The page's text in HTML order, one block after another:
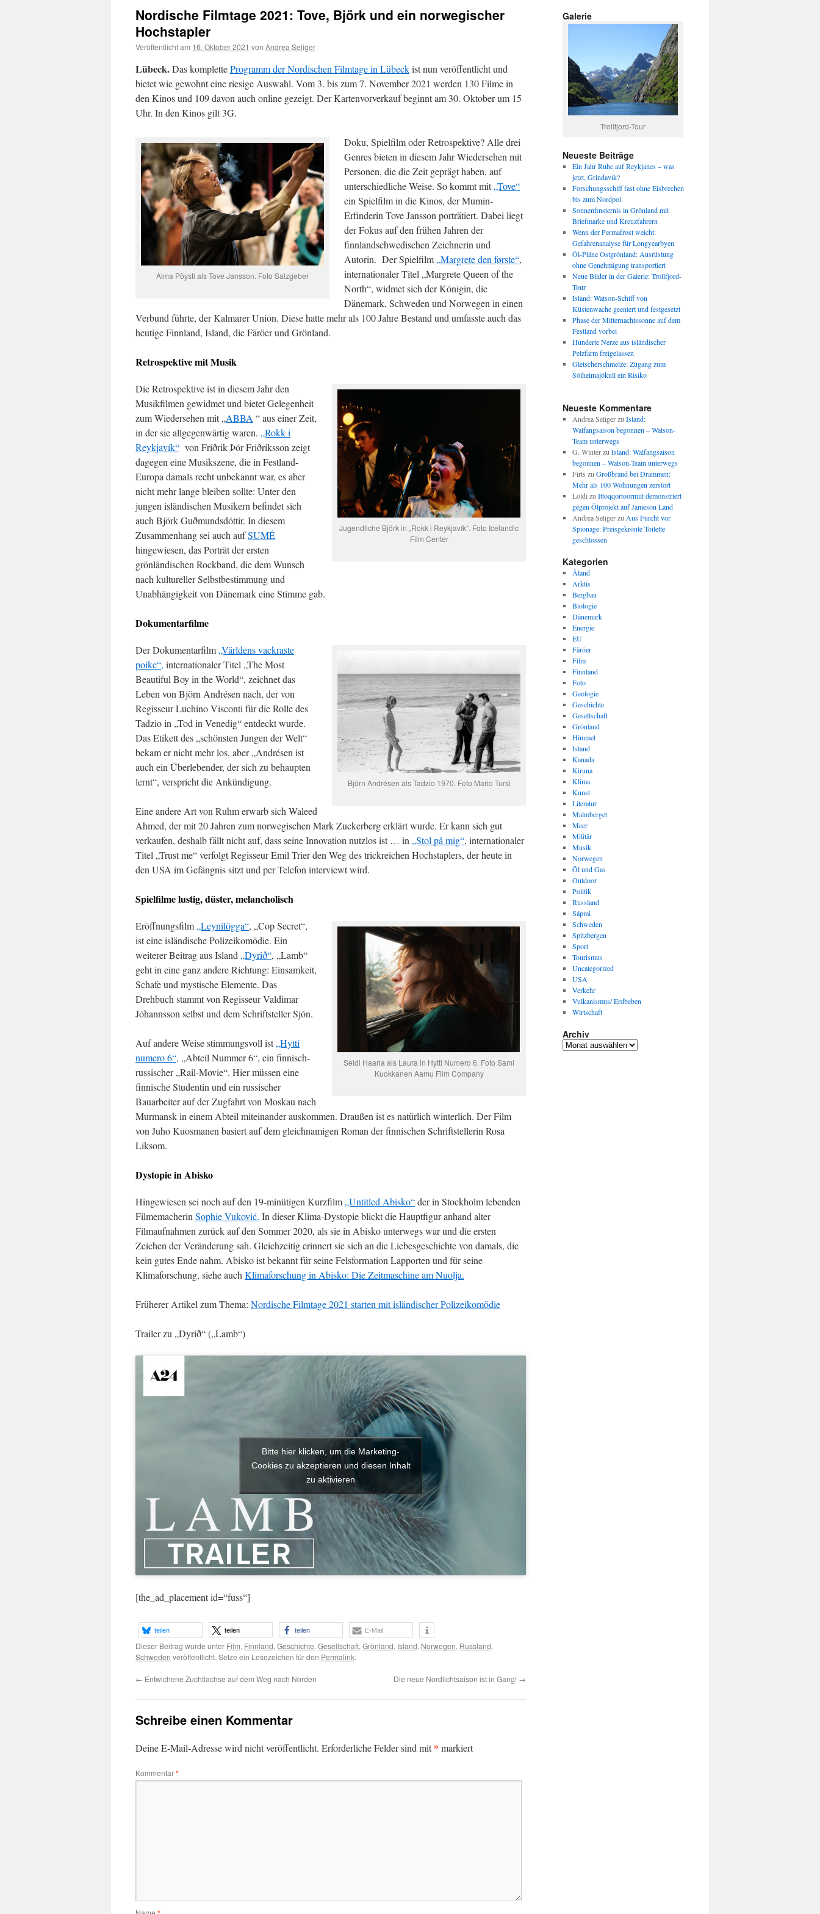
Nordische Filmtage 2021: Tove, Björk und ein norwegischer
Hochstapler
Veröffentlicht am 16. Oktober 2021 von Andrea Seliger
Lübeck.Das kompletteProgramm der Nordischen Filmtage in Lübeckist nun veröffentlicht und
bietet wie gewohnt eine riesige Auswahl. Vom 3. bis zum 7. November 2021 werden 130 Filme in
den Kinos und 109 davon auch online gezeigt. Der Kartenvorverkauf beginnt am 30. Oktober um 15
Uhr. In den Kinos gilt 3G.
Alma Pöysti als Tove Jansson. Foto Salzgeber
Doku, Spielfilm oder Retrospektive? Alle drei
Genres bieten in diesem Jahr Wiedersehen mit
Personen, die die Zeit geprägt haben, auf
unterschiedliche Weise. So kommt mit„Tove“
ein Spielfilm in die Kinos, der Mumin-
Erfinderin Tove Jansson porträtiert. Dabei liegt
der Fokus auf den frühen Jahren der
finnlandschwedischen Zeichnerin und
Autorin. Der Spielfilm „Margrete den første“,
internationaler Titel „Margrete Queen of the
North“, widmet sich der Königin, die
Dänemark, Schweden und Norwegen in einen
Verbund führte, der Kalmarer Union. Diese hatte mehr als 100 Jahre Bestand und umfasste auch das
heutige Finnland, Island, die Färöer und Grönland.
Retrospektive mit Musik
Jugendliche Björk in „Rokk i Reykjavík“. Foto Icelandic
Film Center
Die Retrospektive ist in diesem Jahr den
Musikfilmen gewidmet und bietet Gelegenheit
zum Wiedersehen mit „ABBA “ aus einer Zeit,
in der sie allgegenwärtig waren. „Rokk i
Reykjavík“ von Friðrik Þór Friðriksson zeigt
dagegen eine Musikszene, die in Festland-
Europa damals recht unbekannt war, es aber
nicht mehr lange bleiben sollte: Unter den
jungen isländischen Musikern befindet sich
auch Björk Guðmundsdóttir. In diesem
Zusammenhang sei auch aufSUMÉ
hingewiesen, das Porträt der ersten
grönländischen Rockband, die dem Wunsch
nach kultureller Selbstbestimmung und
Unabhängigkeit von Dänemark eine Stimme gab.
Dokumentarfilme
Björn Andrésen als Tadzio 1970. Foto Mario Tursi
Der Dokumentarfilm „Världens vackraste
poike“, internationaler Titel „The Most
Beautiful Boy in the World“, zeichnet das
Leben von Björn Andrésen nach, der von
Regisseur Luchino Visconti für die Rolle des
Tadzio in „Tod in Venedig“ entdeckt wurde.
Das Etikett des „schönsten Jungen der Welt“
bekam er nicht mehr los, aber „Andrésen ist
auch ein Überlebender, der sich zu behaupten
lernt“, verspricht die Ankündigung.
Eine andere Art von Ruhm erwarb sich Waleed
Ahmed, der mit 20 Jahren zum norwegischen Mark Zuckerberg erklärt wurde. Er kann sich gut
verkaufen, deshalb fällt nicht auf, dass seine Innovation nutzlos ist … in „Stol på mig“, internationaler
Titel „Trust me“ verfolgt Regisseur Emil Trier den Weg des trickreichen Hochstaplers, der heute in
den USA im Gefängnis sitzt und per Telefon interviewt wird.
Spielfilme lustig, düster, melancholisch
Seidi Haarla als Laura in Hytti Numero 6. Foto Sami
Kuokkanen Aamu Film Company
Eröffnungsfilm „Leynilögga“, „Cop Secret“,
ist eine isländische Polizeikomödie. Ein
weiterer Beitrag aus Island „Dyrið“, „Lamb“
geht in eine ganz andere Richtung: Einsamkeit,
Schafe und mystische Elemente. Das
Drehbuch stammt von Regisseur Valdimar
Jóhannsson selbst und dem Schriftsteller Sjón.
Auf andere Weise stimmungsvoll ist„Hytti
numero 6“, „Abteil Nummer 6“, ein finnisch-
russischer „Rail-Movie“. Hier müssen eine
finnische Studentin und ein russischer
Bauarbeiter auf der Zugfahrt von Moskau nach
Murmansk in einem Abteil miteinander auskommen. Draußen ist es natürlich winterlich. Der Film
von Juho Kuosmanen basiert auf dem gleichnamigen Roman der finnischen Schriftstellerin Rosa
Liksom.
Dystopie in Abisko
Hingewiesen sei noch auf den 19-minütigen Kurzfilm „Untitled Abisko“der in Stockholm lebenden
Filmemacherin Sophie Vuković. In dieser Klima-Dystopie blickt die Hauptfigur anhand alter
Filmaufnahmen zurück auf den Sommer 2020, als sie in Abisko unterwegs war und die ersten
Zeichen der Veränderung sah. Gleichzeitig erinnert sie sich an die Liebesgeschichte von damals, die
kein gutes Ende nahm. Abisko ist bekannt für seine Felsformation Lapporten und für seine
Klimaforschung, siehe auch Klimaforschung in Abisko: Die Zeitmaschine am Nuolja.
Früherer Artikel zum Thema: Nordische Filmtage 2021 starten mit isländischer Polizeikomödie
Trailer zu „Dyrið“ („Lamb“)
Bitte hier klicken, um die Marketing-
Cookies zu akzeptieren und diesen Inhalt
zu aktivieren
[the_ad_placement id=“fuss“]
teilen teilen teilen E-Mail
Dieser Beitrag wurde unter Film, Finnland, Geschichte, Gesellschaft, Grönland, Island, Norwegen, Russland,
Schweden veröffentlicht. Setze ein Lesezeichen für den Permalink.
← Entwichene Zuchtlachse auf dem Weg nach Norden Die neue Nordlichtsaison ist in Gang! →
Schreibe einen Kommentar
Deine E-Mail-Adresse wird nicht veröffentlicht. Erforderliche Felder sind mit* markiert
Kommentar*
Galerie
Trollfjord-Tour
Neueste Beiträge
Ein Jahr Ruhe auf Reykjanes – was
jetzt, Grindavík?
Forschungsschiff fast ohne Eisbrechen
bis zum Nordpol
Sonnenfinsternis in Grönland mit
Briefmarke und Kreuzfahrern
Wenn der Permafrost weicht:
Gefahrenanalyse für Longyearbyen
Öl-Pläne Ostgrönland: Ausrüstung
ohne Genehmigung transportiert
Neue Bilder in der Galerie: Trollfjord-
Tour
Island: Watson-Schiff von
Küstenwache geentert und festgesetzt
Phase der Mitternachtssonne auf dem
Festland vorbei
Hunderte Nerze aus isländischer
Pelzfarm freigelassen
Gletscherschmelze: Zugang zum
Sólheimajökull ein Risiko
Neueste Kommentare
Andrea Seligerzu Island:
Walfangsaison begonnen – Watson-
Team unterwegs
G. Winterzu Island: Walfangsaison
begonnen – Watson-Team unterwegs
Firts zu Großbrand bei Drammen:
Mehr als 100 Wohnungen zerstört
Loldi zu Ittoqqortoormiit demonstriert
gegen Ölprojekt auf Jameson Land
Andrea Seligerzu Aus Furcht vor
Spionage: Preisgekrönte Toilette
geschlossen
Kategorien
Åland
Arktis
Bergbau
Biologie
Dänemark
Energie
EU
Färöer
Film
Finnland
Foto
Geologie
Geschichte
Gesellschaft
Grönland
Himmel
Island
Kanada
Kiruna
Klima
Kunst
Literatur
Malmberget
Meer
Militär
Musik
Norwegen
Öl und Gas
Outdoor
Politik
Russland
Sápmi
Schweden
Spitzbergen
Sport
Tourismus
Uncategorized
USA
Verkehr
Vulkanismus/ Erdbeben
Wirtschaft
Archiv
Archiv